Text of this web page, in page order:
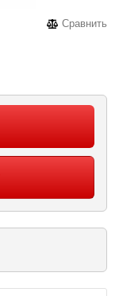
Сравнить